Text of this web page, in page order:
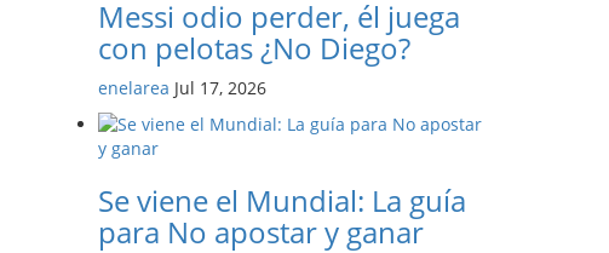
Messi odio perder, él juega
con pelotas ¿No Diego?
enelarea Jul 17, 2026
Se viene el Mundial: La guía
para No apostar y ganar